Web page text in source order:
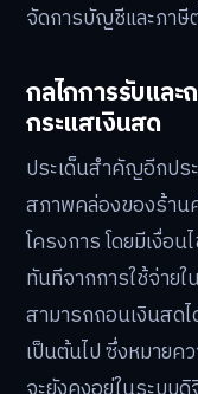
จัดการบัญชีและภาษี
กลไกการรับและ
กระแสเงินสด
ประเด็นสำคัญอีกปร
สภาพคล่องของร้าน
โครงการ โดยมีเงื่อ
ทันทีจากการใช้จ่าย
สามารถถอนเงินสดไ
เป็นต้นไป ซึ่งหมายค